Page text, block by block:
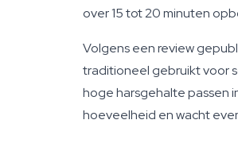
over 15 tot 20 minuten
Volgens een review
traditioneel gebruikt voor
hoge harsgehalte passen
hoeveelheid en wacht